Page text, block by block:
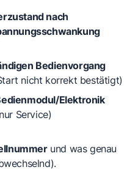
nach
Bedienvorgang
nicht korrekt bestätigt)
Elektronik
Service)
und was genau